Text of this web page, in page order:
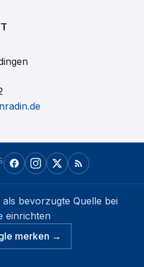
als bevorzugte Quelle bei
einrichten
merken →